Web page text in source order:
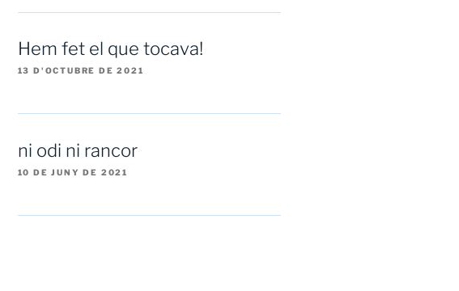
Hem fet el que tocava!
13 D'OCTUBRE DE 2021
ni odi ni rancor
10 DE JUNY DE 2021